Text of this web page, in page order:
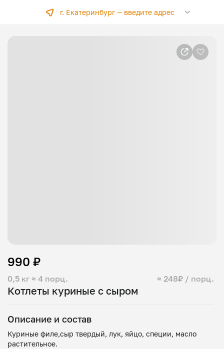
г. Екатеринбург —введите адрес
Котлеты куриные с сыром
0,5 кг ≈ 4 порц. ≈ 248₽ / порц.
990 ₽
Описание и состав
Куриные филе,сыр твердый, лук, яйцо, специи, масло
растительное.